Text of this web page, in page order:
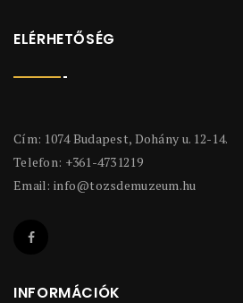
ELÉRHETŐSÉG
Cím: 1074 Budapest, Dohány u. 12-14.
Telefon: +361-4731219
Email: info@tozsdemuzeum.hu
INFORMÁCIÓK